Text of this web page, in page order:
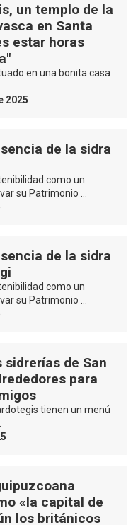
un templo de la
en Santa
estar horas
en una bonita casa
2025
de la sidra
como un
su Patrimonio …
de la sidra
como un
su Patrimonio …
sidrerías de San
para
tienen un menú
«la capital de
los británicos